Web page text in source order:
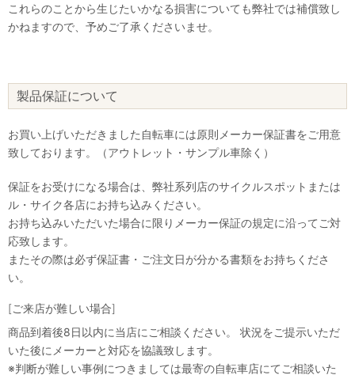
これらのことから生じたいかなる損害についても弊社では補償致し
かねますので、予めご了承くださいませ。
製品保証について
お買い上げいただきました自転車には原則メーカー保証書をご用意
致しております。（アウトレット・サンプル車除く）
保証をお受けになる場合は、弊社系列店のサイクルスポットまたは
ル・サイク各店にお持ち込みください。
お持ち込みいただいた場合に限りメーカー保証の規定に沿ってご対
応致します。
またその際は必ず保証書・ご注文日が分かる書類をお持ちくださ
い。
[ご来店が難しい場合]
商品到着後8日以内に当店にご相談ください。 状況をご提示いただ
いた後にメーカーと対応を協議致します。
※判断が難しい事例につきましては最寄の自転車店にてご相談いた